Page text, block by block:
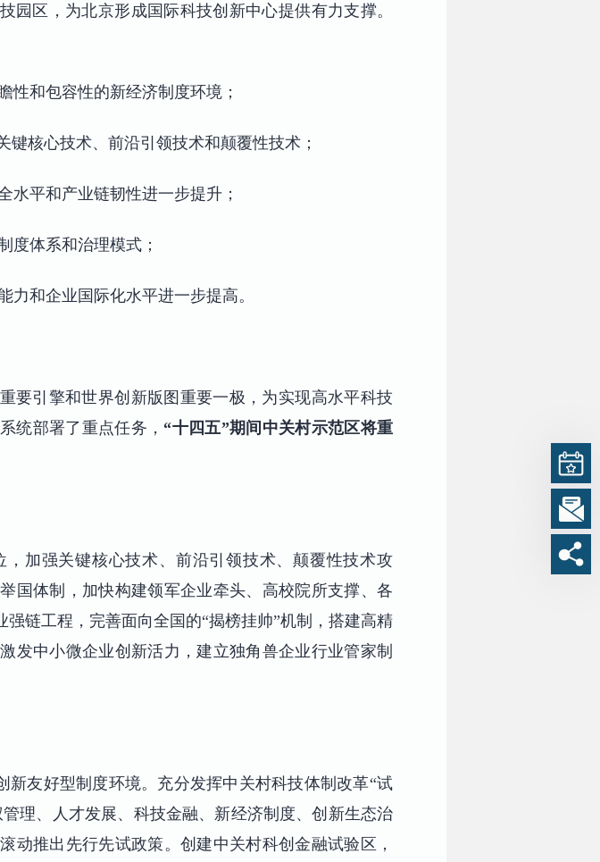
园区，为北京形成国际科技创新中心提供有力支撑。
性和包容性的新经济制度环境；
核心技术、前沿引领技术和颠覆性技术；
平和产业链韧性进一步提升；
度体系和治理模式；
和企业国际化水平进一步提高。
要引擎和世界创新版图重要一极，为实现高水平科技
统部署了重点任务， “十四五”期间中关村示范区将重
加强关键核心技术、前沿引领技术、颠覆性技术攻
国体制，加快构建领军企业牵头、高校院所支撑、各
链工程，完善面向全国的“揭榜挂帅”机制，搭建高精
发中小微企业创新活力，建立独角兽企业行业管家制
友好型制度环境。充分发挥中关村科技体制改革“试
理、人才发展、科技金融、新经济制度、创新生态治
动推出先行先试政策。创建中关村科创金融试验区，